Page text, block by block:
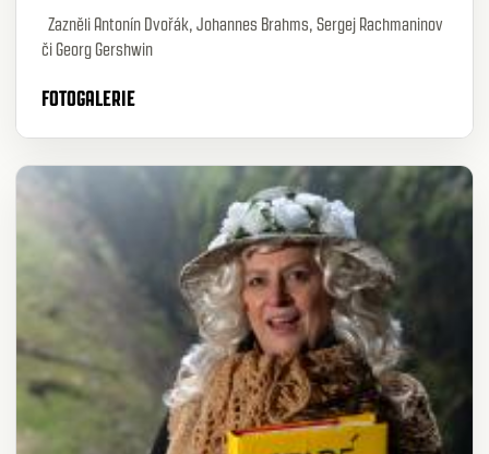
Zazněli Antonín Dvořák, Johannes Brahms, Sergej Rachmaninov
či Georg Gershwin
FOTOGALERIE